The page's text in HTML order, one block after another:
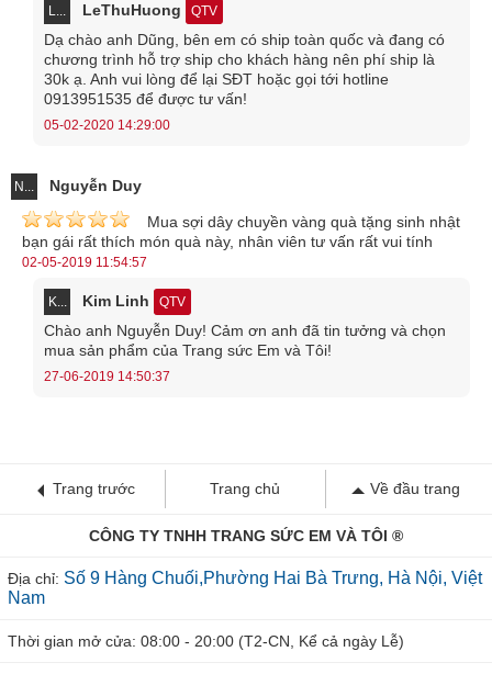
L... LeThuHuong QTV
Dạ chào anh Dũng, bên em có ship toàn quốc và đang có
chương trình hỗ trợ ship cho khách hàng nên phí ship là
30k ạ. Anh vui lòng để lại SĐT hoặc gọi tới hotline
0913951535 để được tư vấn!
05-02-2020 14:29:00
N... Nguyễn Duy
Mua sợi dây chuyền vàng quà tặng sinh nhật
bạn gái rất thích món quà này, nhân viên tư vấn rất vui tính
02-05-2019 11:54:57
K... Kim Linh QTV
Chào anh Nguyễn Duy! Cảm ơn anh đã tin tưởng và chọn
mua sản phẩm của Trang sức Em và Tôi!
27-06-2019 14:50:37
Trang trước Trang chủ Về đầu trang
CÔNG TY TNHH TRANG SỨC EM VÀ TÔI ®
Địa chỉ: Số 9 Hàng Chuối,Phường Hai Bà Trưng, Hà Nội, Việt
Nam
Thời gian mở cửa: 08:00 - 20:00 (T2-CN, Kể cả ngày Lễ)